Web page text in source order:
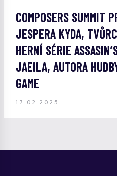
COMPOSERS SUMMIT
JESPERA KYDA,
HERNÍ SÉRIE
JAEILA, AUTORA
GAME
17.02.2025